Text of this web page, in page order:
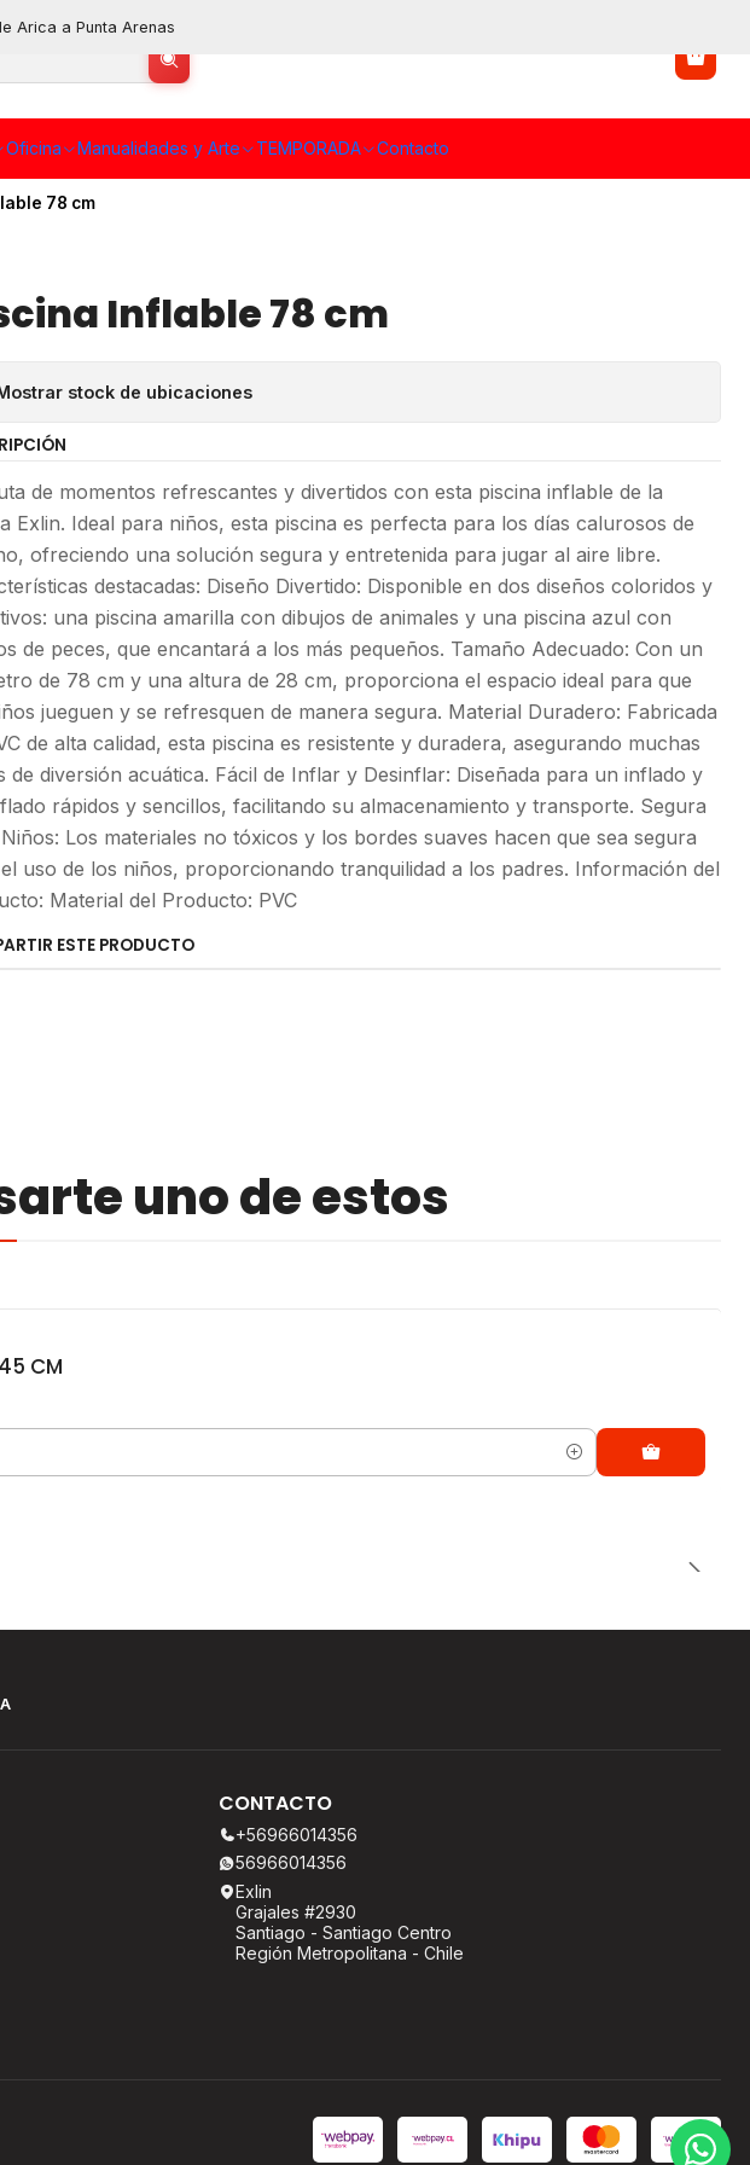
Oficina Manualidades y Arte TEMPORADA Contacto
Arica a Punta Arenas
78 cm
Inflable 78 cm
stock de ubicaciones
de momentos refrescantes y divertidos con esta piscina inflable de la
Exlin. Ideal para niños, esta piscina es perfecta para los días calurosos de
ofreciendo una solución segura y entretenida para jugar al aire libre.
destacadas: Diseño Divertido: Disponible en dos diseños coloridos y
una piscina amarilla con dibujos de animales y una piscina azul con
de peces, que encantará a los más pequeños. Tamaño Adecuado: Con un
de 78 cm y una altura de 28 cm, proporciona el espacio ideal para que
jueguen y se refresquen de manera segura. Material Duradero: Fabricada
de alta calidad, esta piscina es resistente y duradera, asegurando muchas
de diversión acuática. Fácil de Inflar y Desinflar: Diseñada para un inflado y
rápidos y sencillos, facilitando su almacenamiento y transporte. Segura
Los materiales no tóxicos y los bordes suaves hacen que sea segura
uso de los niños, proporcionando tranquilidad a los padres. Información del
Material del Producto: PVC
ESTE PRODUCTO
uno de estos
CM
CONTACTO
+56966014356
56966014356
Exlin
Grajales #2930
Santiago - Santiago Centro
Región Metropolitana - Chile